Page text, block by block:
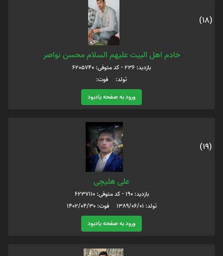
(18)
خادم اهل البیت علیهم السلام محسن نواصر
بازدید: 236 - کد متوفی: 6205740
تولد: فوت:
ورود به صفحه یادبود
(19)
علی هلیچی
بازدید: 190 - کد متوفی: 6237110
تولد: 1389/06/01 فوت: 1402/04/30
ورود به صفحه یادبود